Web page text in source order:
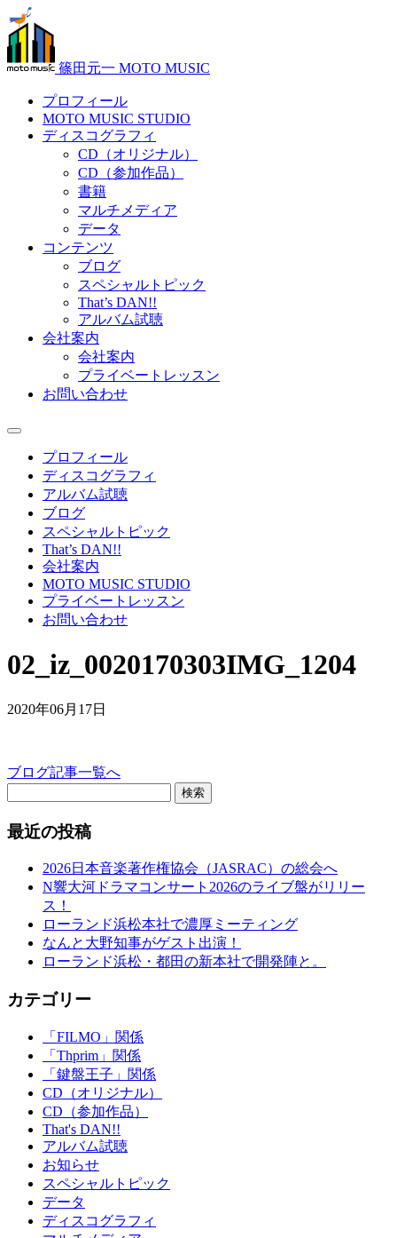
篠田元一 MOTO MUSIC
プロフィール
MOTO MUSIC STUDIO
ディスコグラフィ
CD（オリジナル）
CD（参加作品）
書籍
マルチメディア
データ
コンテンツ
ブログ
スペシャルトピック
That’s DAN!!
アルバム試聴
会社案内
会社案内
プライベートレッスン
お問い合わせ
プロフィール
ディスコグラフィ
アルバム試聴
ブログ
スペシャルトピック
That’s DAN!!
会社案内
MOTO MUSIC STUDIO
プライベートレッスン
お問い合わせ
02_iz_0020170303IMG_1204
2020年06月17日
ブログ記事一覧へ
検索
最近の投稿
2026日本音楽著作権協会（JASRAC）の総会へ
N響大河ドラマコンサート2026のライブ盤がリリー
ス！
ローランド浜松本社で濃厚ミーティング
なんと大野知事がゲスト出演！
ローランド浜松・都田の新本社で開発陣と。
カテゴリー
「FILMO」関係
「Thprim」関係
「鍵盤王子」関係
CD（オリジナル）
CD（参加作品）
That's DAN!!
アルバム試聴
お知らせ
スペシャルトピック
データ
ディスコグラフィ